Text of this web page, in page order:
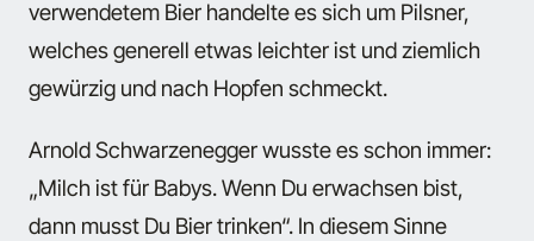
verwendetem Bier handelte es sich um Pilsner,
welches generell etwas leichter ist und ziemlich
gewürzig und nach Hopfen schmeckt.
Arnold Schwarzenegger wusste es schon immer:
„Milch ist für Babys. Wenn Du erwachsen bist,
dann musst Du Bier trinken“. In diesem Sinne